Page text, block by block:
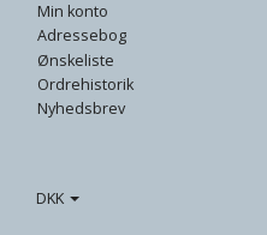
Min konto
Adressebog
Ønskeliste
Ordrehistorik
Nyhedsbrev
DKK